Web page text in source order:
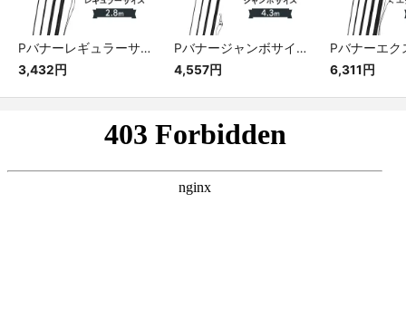
Pバナーレギュラーサイズ専用ポール
3,432円
Pバナージャンボサイズ専用ポール
4,557円
6,311円